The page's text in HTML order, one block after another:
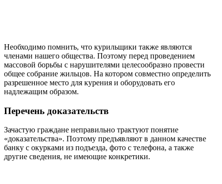
Необходимо помнить, что курильщики также являются
членами нашего общества. Поэтому перед проведением
массовой борьбы с нарушителями целесообразно провести
общее собрание жильцов. На котором совместно определить
разрешенное место для курения и оборудовать его
надлежащим образом.
Перечень доказательств
Зачастую граждане неправильно трактуют понятие
«доказательства». Поэтому предъявляют в данном качестве
банку с окурками из подъезда, фото с телефона, а также
другие сведения, не имеющие конкретики.